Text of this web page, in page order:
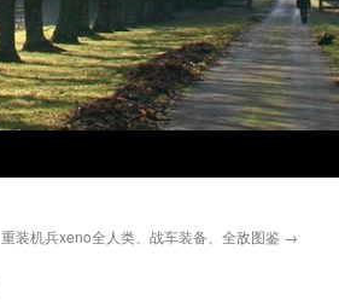
重装机兵xeno全人类、战车装备、全敌图鉴 →